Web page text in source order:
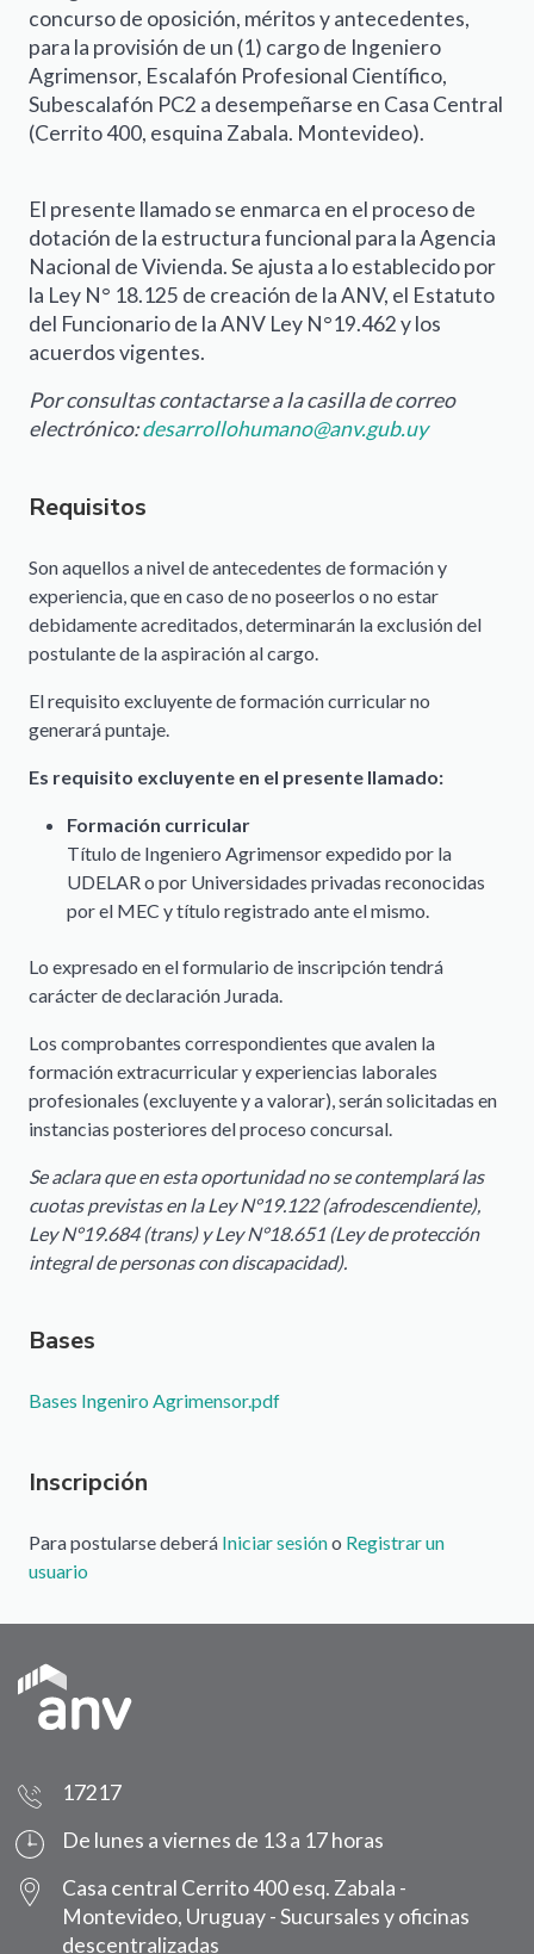
concurso de oposición, méritos y antecedentes,
para la provisión de un (1) cargo de Ingeniero
Agrimensor, Escalafón Profesional Científico,
Subescalafón PC2 a desempeñarse en Casa Central
(Cerrito 400, esquina Zabala. Montevideo).
El presente llamado se enmarca en el proceso de
dotación de la estructura funcional para la Agencia
Nacional de Vivienda. Se ajusta a lo establecido por
la Ley N° 18.125 de creación de la ANV, el Estatuto
del Funcionario de la ANV Ley N°19.462 y los
acuerdos vigentes.
Por consultas contactarse a la casilla de correo
electrónico:desarrollohumano@anv.gub.uy
Requisitos
Son aquellos a nivel de antecedentes de formación y
experiencia, que en caso de no poseerlos o no estar
debidamente acreditados, determinarán la exclusión del
postulante de la aspiración al cargo.
El requisito excluyente de formación curricular no
generará puntaje.
Es requisito excluyente en el presente llamado:
Formación curricular
Título de Ingeniero Agrimensor expedido por la
UDELAR o por Universidades privadas reconocidas
por el MEC y título registrado ante el mismo.
Lo expresado en el formulario de inscripción tendrá
carácter de declaración Jurada.
Los comprobantes correspondientes que avalen la
formación extracurricular y experiencias laborales
profesionales (excluyente y a valorar), serán solicitadas en
instancias posteriores del proceso concursal.
Se aclara que en esta oportunidad no se contemplará las
cuotas previstas en la Ley N°19.122 (afrodescendiente),
Ley N°19.684 (trans) y Ley N°18.651 (Ley de protección
integral de personas con discapacidad).
Bases
Documento
Bases Ingeniro Agrimensor.pdf
Inscripción
Para postularse deberá Iniciar sesióno Registrar un
usuario
17217
De lunes a viernes de 13 a 17 horas
Casa central Cerrito 400 esq. Zabala -
Montevideo, Uruguay -Sucursales y oficinas
descentralizadas